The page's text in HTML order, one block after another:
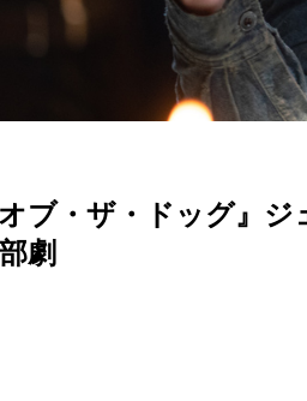
オブ・ザ・ドッグ』
劇